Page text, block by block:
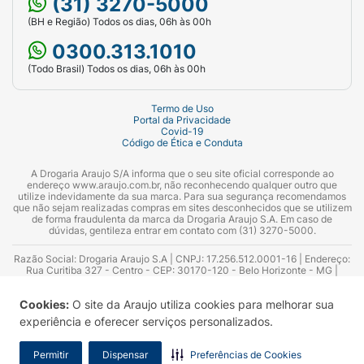
Cookies: O site da Araujo utiliza cookies para melhorar sua
experiência e oferecer serviços personalizados.
Permitir Dispensar Preferências de Cookies
Produto:Shampoo Tonalizante Capilar.
3 Unidades.
mudança sutil de tom.
Diferenciais:Fórmula sem amônia, ação rápida,
enriquecido com ginseng.
Compatibilidade: Para todos os tipos de
(BH e Região) Todos os dias, 06h às 00h
0300.313.1010
(Todo Brasil) Todos os dias, 06h às 00h
Termo de Uso
Portal da Privacidade
Covid-19
Código de Ética e Conduta
A Drogaria Araujo S/A informa que o seu site oficial corresponde ao
endereço www.araujo.com.br, não reconhecendo qualquer outro que
utilize indevidamente da sua marca. Para sua segurança recomendamos
que não sejam realizadas compras em sites desconhecidos que se utilizem
de forma fraudulenta da marca da Drogaria Araujo S.A. Em caso de
dúvidas, gentileza entrar em contato com (31) 3270-5000.
Razão Social: Drogaria Araujo S.A | CNPJ: 17.256.512.0001-16 | Endereço:
Rua Curitiba 327 - Centro - CEP: 30170-120 - Belo Horizonte - MG |
Azevedo Guimarães – CRF 10.965 | Yasmin Silva Alvarenga – CRF 52.584 -
Consultor substituto: Thiago Aguiar Pinheiro - CRF Nº 13.748. Alvará
Sanitário: 2025020713 | Autorização de Funcionamento da Empresa (AFE):